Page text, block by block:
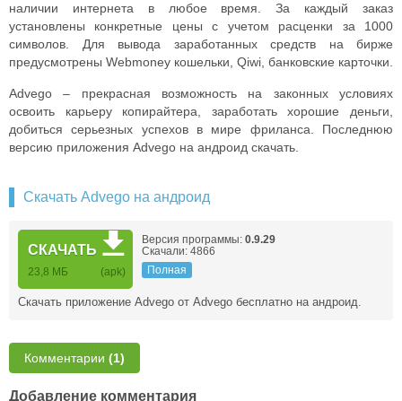
наличии интернета в любое время. За каждый заказ
установлены конкретные цены с учетом расценки за 1000
символов. Для вывода заработанных средств на бирже
предусмотрены Webmoney кошельки, Qiwi, банковские карточки.
Advego – прекрасная возможность на законных условиях
освоить карьеру копирайтера, заработать хорошие деньги,
добиться серьезных успехов в мире фриланса. Последнюю
версию приложения Advego на андроид скачать.
Скачать Advego на андроид
СКАЧАТЬ
23,8 МБ (apk)
Версия программы: 0.9.29
Скачали: 4866
Полная
Скачать приложение Advego от Advego бесплатно на андроид.
Комментарии (1)
Добавление комментария